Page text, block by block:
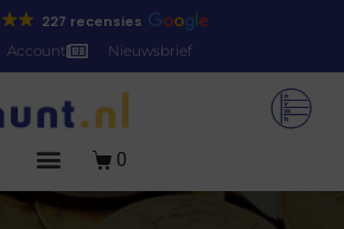
227 recensies
Account Nieuwsbrief
0